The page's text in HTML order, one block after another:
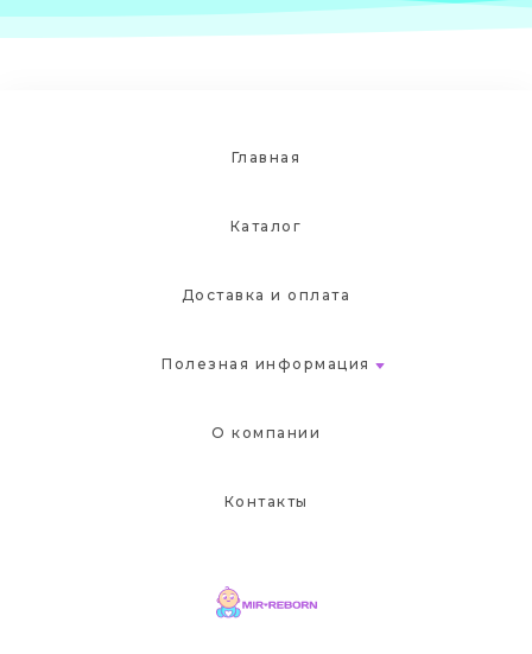
Главная
Каталог
Доставка и оплата
Полезная информация
О компании
Контакты